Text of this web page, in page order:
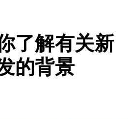
了解有关新
的背景